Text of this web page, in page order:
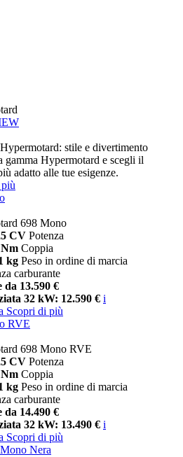
stile e divertimento
gamma Hypermotard e scegli il
adatto alle tue esigenze.
698 Mono
CV Potenza
Coppia
kg Peso in ordine di marcia
carburante
13.590 €
32 kW: 12.590 € i
Scopri di più
RVE
698 Mono RVE
CV Potenza
Coppia
kg Peso in ordine di marcia
carburante
14.490 €
32 kW: 13.490 € i
Scopri di più
Nera